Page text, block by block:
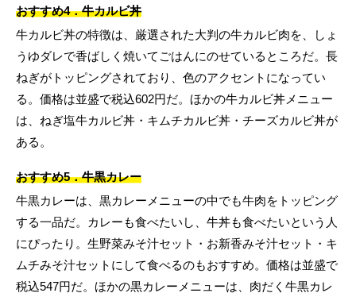
おすすめ4．牛カルビ丼
牛カルビ丼の特徴は、厳選された大判の牛カルビ肉を、しょ
うゆダレで香ばしく焼いてごはんにのせているところだ。長
ねぎがトッピングされており、色のアクセントになってい
る。価格は並盛で税込602円だ。ほかの牛カルビ丼メニュー
は、ねぎ塩牛カルビ丼・キムチカルビ丼・チーズカルビ丼が
ある。
おすすめ5．牛黒カレー
牛黒カレーは、黒カレーメニューの中でも牛肉をトッピング
する一品だ。カレーも食べたいし、牛丼も食べたいという人
にぴったり。生野菜みそ汁セット・お新香みそ汁セット・キ
ムチみそ汁セットにして食べるのもおすすめ。価格は並盛で
税込547円だ。ほかの黒カレーメニューは、肉だく牛黒カレ